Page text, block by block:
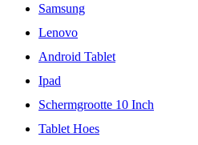
Samsung
Lenovo
Android Tablet
Ipad
Schermgrootte 10 Inch
Tablet Hoes